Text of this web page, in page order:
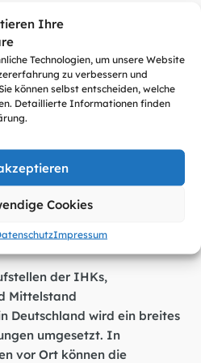
Ihre
Technologien, um unsere Website
zu verbessern und
können selbst entscheiden, welche
Detaillierte Informationen finden
Cookies
Impressum
zu machen. KMU
über TISIM informiert und
befähigt. Herzstück
Angebote für mehr IT-
und können in TISiM-
und
werden. IT-
so selbstständig und
der IHKs,
Mittelstand
Deutschland wird ein breites
umgesetzt. In
vor Ort können die